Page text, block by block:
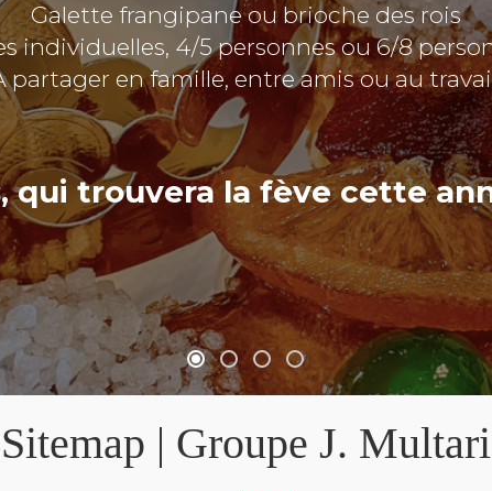
Galette frangipane ou brioche des rois
individuelles, 4/5 personnes ou 6/8
partager en famille, entre amis ou au
qui trouvera la fève cette
Sitemap | Groupe J. Multari